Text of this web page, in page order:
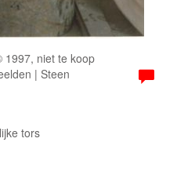
niet te koop
| Steen
tors